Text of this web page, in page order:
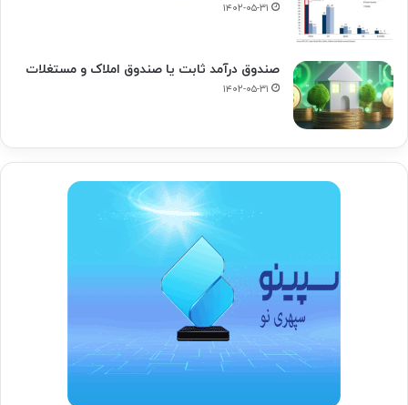
۱۴۰۲-۰۵-۳۱
صندوق درآمد ثابت یا صندوق املاک و مستغلات
۱۴۰۲-۰۵-۳۱